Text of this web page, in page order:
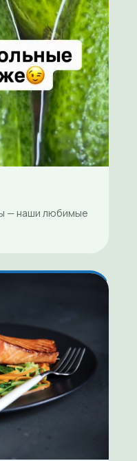
— наши любимые